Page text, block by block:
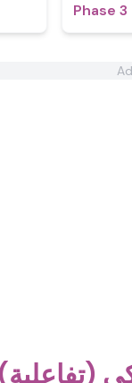
Phase 3